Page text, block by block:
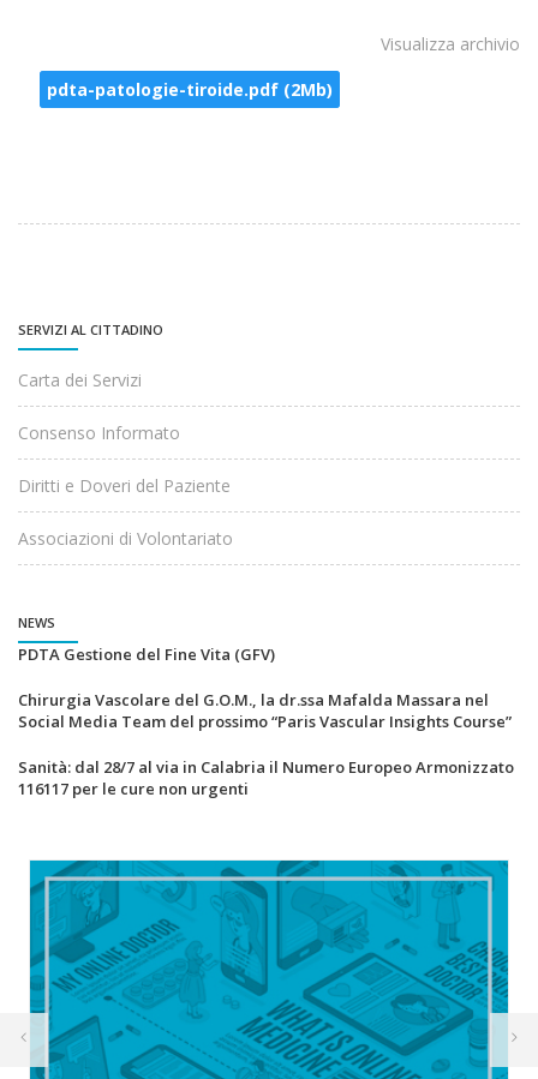
Visualizza archivio
pdta-patologie-tiroide.pdf (2Mb)
SERVIZI AL CITTADINO
Carta dei Servizi
Consenso Informato
Diritti e Doveri del Paziente
Associazioni di Volontariato
NEWS
PDTA Gestione del Fine Vita (GFV)
Chirurgia Vascolare del G.O.M., la dr.ssa Mafalda Massara nel
Social Media Team del prossimo “Paris Vascular Insights Course”
Sanità: dal 28/7 al via in Calabria il Numero Europeo Armonizzato
116117 per le cure non urgenti